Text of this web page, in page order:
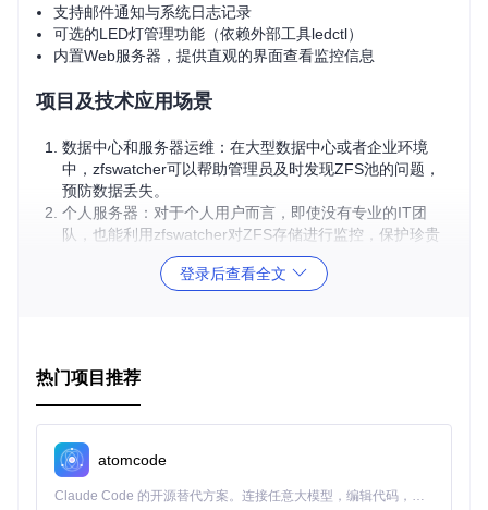
支持邮件通知与系统日志记录
可选的LED灯管理功能（依赖外部工具ledctl）
内置Web服务器，提供直观的界面查看监控信息
项目及技术应用场景
数据中心和服务器运维：在大型数据中心或者企业环境
中，zfswatcher可以帮助管理员及时发现ZFS池的问题，
预防数据丢失。
个人服务器：对于个人用户而言，即使没有专业的IT团
队，也能利用zfswatcher对ZFS存储进行监控，保护珍贵
研究和实验环境：在测试和开发新的存储解决方案时，zfs
跨平台兼容性
ntOS软件包，以及源码编译方式。
灵活的通知机制
件发送警报，甚至控制LED指示灯。
登录后查看全文
热门项目推荐
atomcode
Claude Code 的开源替代方案。连接任意大模型，编辑代码，运行命令，自动验证 — 全自动执行。用 Rust 构建，极致性能。 ｜ An open-source alternative to Claude Code. Connect any LLM, edit code, run commands, and verify changes — autonomously. Built in Rust for speed. Get Started